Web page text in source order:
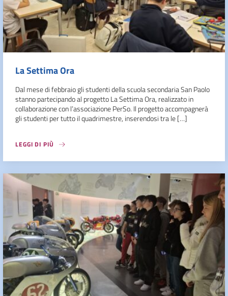
La Settima Ora
Dal mese di febbraio gli studenti della scuola secondaria San Paolo
stanno partecipando al progetto La Settima Ora, realizzato in
collaborazione con l’associazione PerSo. Il progetto accompagnerà
gli studenti per tutto il quadrimestre, inserendosi tra le […]
LEGGI DI PIÙ